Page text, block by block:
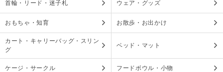
首輪・リード・迷子札 ウェア・グッズ
おもちゃ・知育 お散歩・お出かけ
カート・キャリーバッグ・スリン
グ
ベッド・マット
ケージ・サークル フードボウル・小物